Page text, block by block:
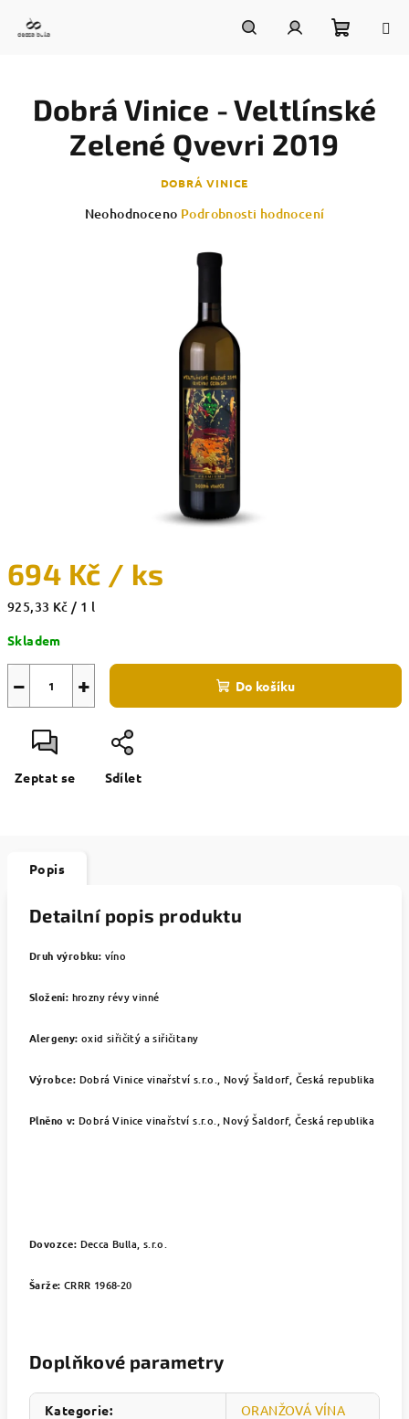
košík
694 Kč / ks
Měrná
925,33 Kč / 1 l
Skladem
+
− Do košíku
Zeptat se Sdílet
Dobrá Vinice - Veltlínské
Zelené Qvevri 2019
DOBRÁ VINICE
Průměrné
Neohodnoceno Podrobnosti hodnocení
Popis
Detailní popis produktu
Druh výrobku: víno
Složení: hrozny révy vinné
Alergeny: oxid siřičitý a siřičitany
Výrobce: Dobrá Vinice vinařství s.r.o., Nový Šaldorf, Česká republika
Plněno v: Dobrá Vinice vinařství s.r.o., Nový Šaldorf, Česká republika
Dovozce: Decca Bulla, s.r.o.
Šarže: CRRR 1968-20
Doplňkové parametry
Kategorie:
ORANŽOVÁ VÍNA